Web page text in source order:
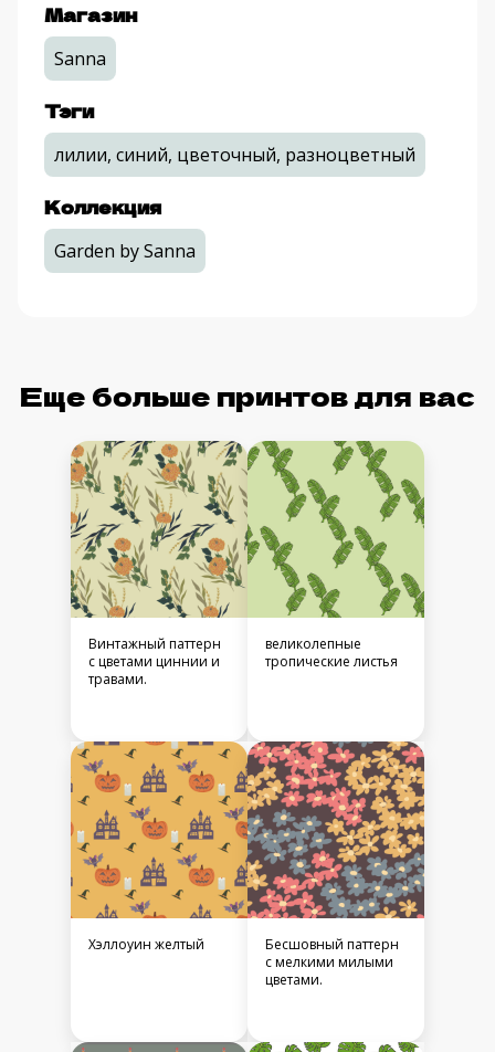
Магазин
Sanna
Тэги
лилии, синий, цветочный, разноцветный
Коллекция
Garden by Sanna
Еще больше принтов для вас
Винтажный паттерн
с цветами циннии и
травами.
великолепные
тропические листья
Хэллоуин желтый
Бесшовный паттерн
с мелкими милыми
цветами.